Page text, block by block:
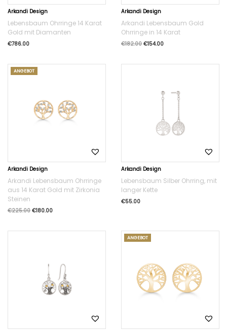
Arkandi Design
Lebensbaum Ohrringe 14 Karat
Gold mit Diamanten
€786.00
Arkandi Design
Arkandi Lebensbaum Gold
Ohrringe in 14 Karat
€182.00 €154.00
ANGEBOT
Arkandi Design
Arkandi Lebensbaum Ohrringe
aus 14 Karat Gold mit Zirkonia
Steinen
€225.00 €180.00
Arkandi Design
Lebensbaum Silber Ohrring, mit
langer Kette
€55.00
ANGEBOT